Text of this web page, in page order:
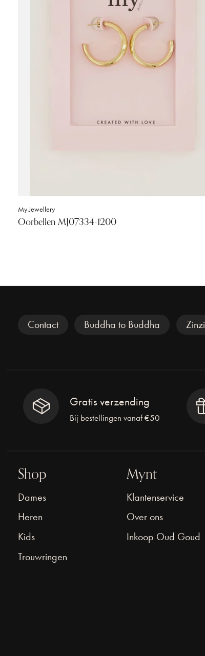
My Jewellery
Oorbellen MJ07334-1200
Veel gezocht
Contact Buddha to Buddha Zinzi
Gratis verzending
Bij bestellingen vanaf €50
Shop
Dames
Heren
Kids
Trouwringen
Mynt
Klantenservice
Over ons
Inkoop Oud Goud